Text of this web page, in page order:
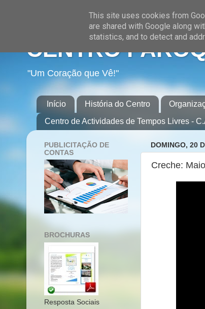
CENTRO
"Um Coração que Vê!"
Início História do Centro
Centro de Actividades de Tempos Livres -
DOMINGO, 20
Creche:
PUBLICITAÇÃO DE
CONTAS
BROCHURAS
Resposta Sociais
This site uses cookies from
are shared with Google along
statistics, and to detect and